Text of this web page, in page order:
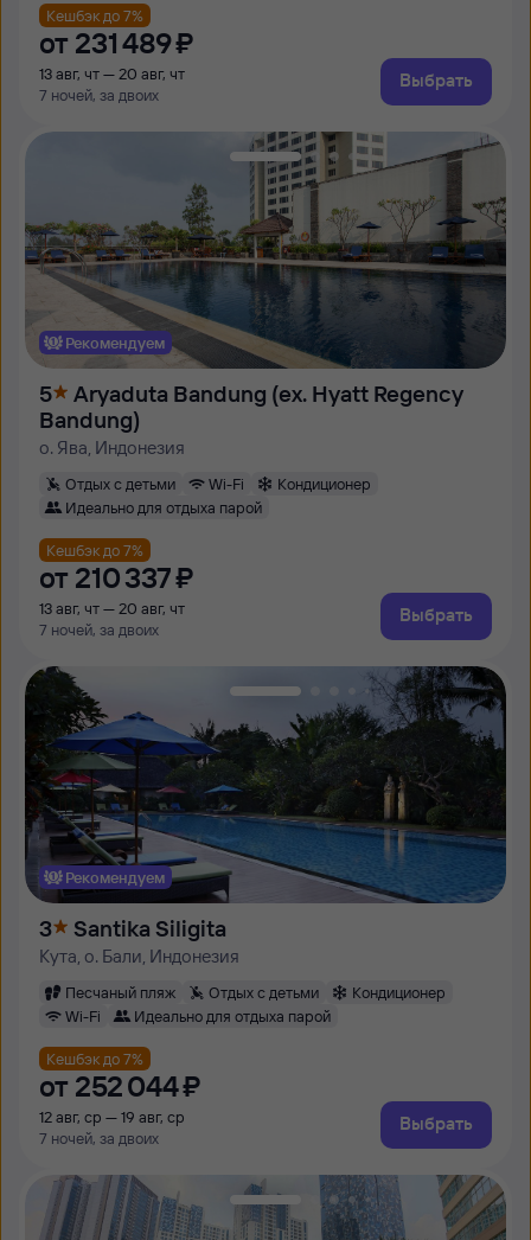
Кешбэк до 7%
от 231 ⁠489 ⁠₽
13 авг, чт — 20 авг, чт
7 ночей, за двоих
Выбрать
Рекомендуем
5
Aryaduta Bandung (ex. Hyatt Regency
Bandung)
о. Ява, Индонезия
Отдых с детьми Wi-Fi
Кондиционер
Идеально для отдыха парой
Кешбэк до 7%
от 210 ⁠337 ⁠₽
13 авг, чт — 20 авг, чт
7 ночей, за двоих
Выбрать
Рекомендуем
3 Santika Siligita
Кута, о. Бали, Индонезия
Песчаный пляж Отдых с детьми
Кондиционер
Wi-Fi
Идеально для отдыха парой
Кешбэк до 7%
от 252 ⁠044 ⁠₽
12 авг, ср — 19 авг, ср
7 ночей, за двоих
Выбрать